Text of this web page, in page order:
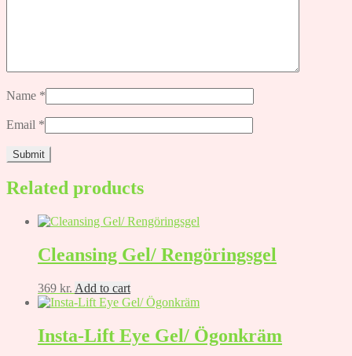
Name *
Email *
Related products
Cleansing Gel/ Rengöringsgel
369 kr. Add to cart
Insta-Lift Eye Gel/ Ögonkräm